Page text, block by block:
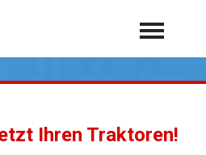
Home
Testberichte
Ihren Traktoren!